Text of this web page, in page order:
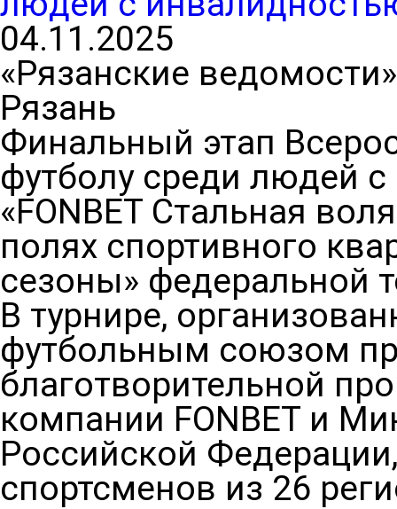
04.11.2025
«Рязанские ведомости»
Рязань
Финальный этап
футболу среди людей
«FONBET Стальная
полях спортивного
сезоны» федеральной
В турнире,
футбольным союзом
благотворительной
компании FONBET и
Российской
спортсменов из 26